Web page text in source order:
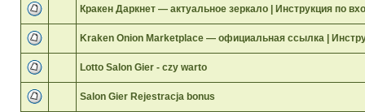
Кракен Даркнет — актуальное зеркало | Инструкция по
Kraken Onion Marketplace — официальная ссылка |
Lotto Salon Gier - czy warto
Salon Gier Rejestracja bonus